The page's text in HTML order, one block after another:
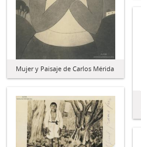
Mujer y Paisaje de Carlos Mérida